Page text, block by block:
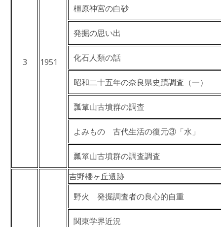
3 1951
橿原神宮の白砂
発掘の思い出
化石人類の話
昭和二十五年の奈良県史蹟調査（一）
瓢箪山古墳群の調査
よみもの 古代生活の復元③「水」
瓢箪山古墳群の調査調査
吉野櫻ヶ丘遺跡
野火 発掘調査者の良心的自重
関東学界近況